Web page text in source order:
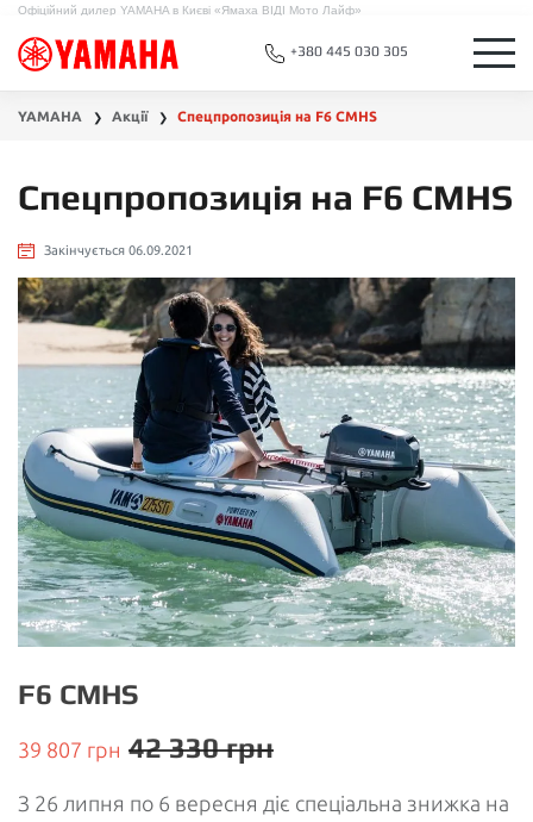
Офіційний дилер YAMAHA в Києві «Ямаха ВІДІ Мото Лайф»
+380 445 030 305
YAMAHA ❯ Акції ❯ Спецпропозиція на F6 CMHS
Спецпропозиція на F6 CMHS
Закінчується 06.09.2021
F6 CMHS
39 807 грн 42 330 грн
З 26 липня по 6 вересня діє спеціальна знижка на